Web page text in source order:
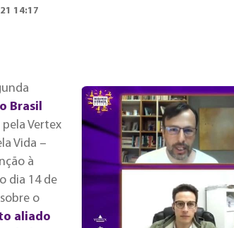
14:17
Brasil
Vertex
Vida –
à
dia 14 de
o
aliado